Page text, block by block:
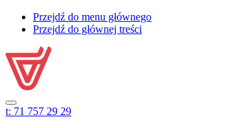
Przejdź do menu głównego
Przejdź do głównej treści
t: 71 757 29 29